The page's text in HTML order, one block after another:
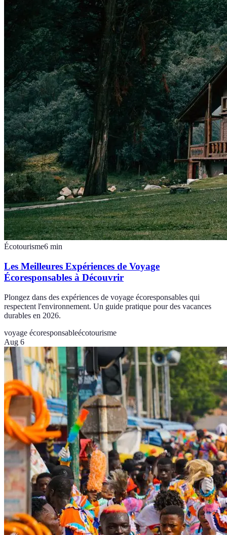
Écotourisme6 min
Les Meilleures Expériences de Voyage
Écoresponsables à Découvrir
Plongez dans des expériences de voyage écoresponsables qui
respectent l'environnement. Un guide pratique pour des vacances
durables en 2026.
voyage écoresponsableécotourisme
Aug 6